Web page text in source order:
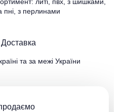
пні, з перлинами
Доставка
та за межі України